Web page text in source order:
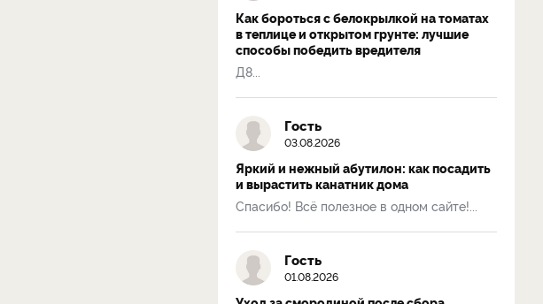
Как бороться с белокрылкой на томатах
в теплице и открытом грунте: лучшие
способы победить вредителя
Д8...
Гость
03.08.2026
Яркий и нежный абутилон: как посадить
и вырастить канатник дома
Спасибо! Всё полезное в одном сайте!...
Гость
01.08.2026